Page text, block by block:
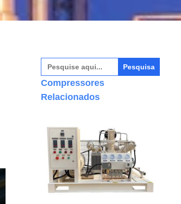
Pesquisar
por:
Compressores
Relacionados